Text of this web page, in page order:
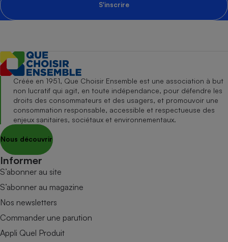
S'inscrire
Créée en 1951, Que Choisir Ensemble est une association à but
non lucratif qui agit, en toute indépendance, pour défendre les
droits des consommateurs et des usagers, et promouvoir une
consommation responsable, accessible et respectueuse des
enjeux sanitaires, sociétaux et environnementaux.
Nous découvrir
Informer
S’abonner au site
S’abonner au magazine
Nos newsletters
Commander une parution
Appli Quel Produit